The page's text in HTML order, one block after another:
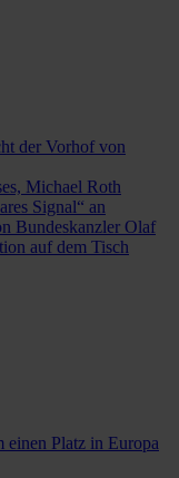
der Vorhof von
Michael Roth
Signal“ an
Bundeskanzler Olaf
auf dem Tisch
einen Platz in Europa